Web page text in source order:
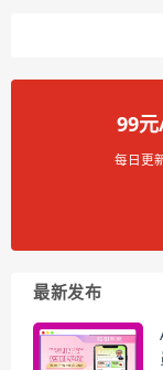
99
每日更
最新发布